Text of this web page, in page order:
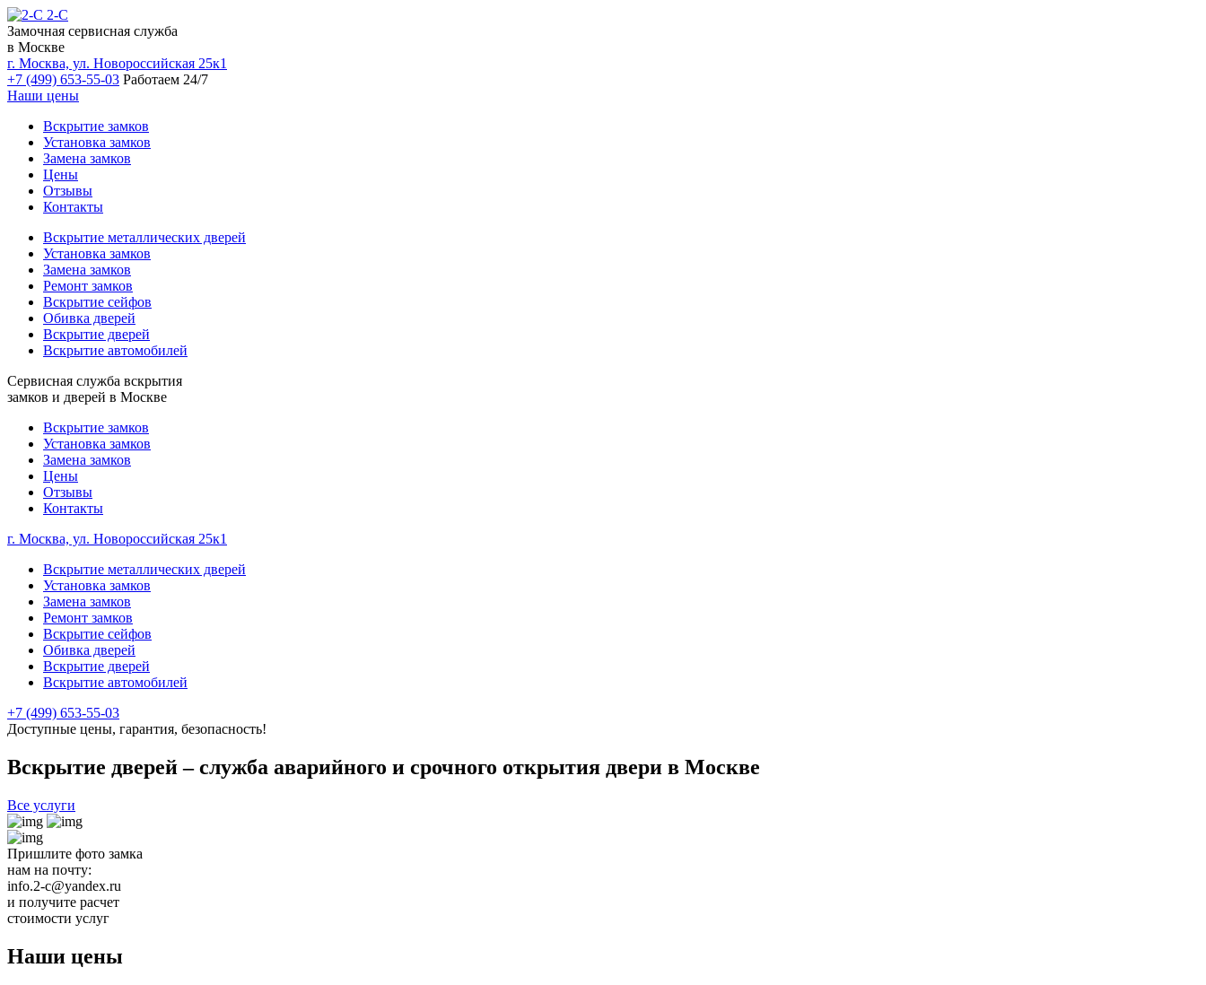
2-С
Замочная сервисная служба
в Москве
г. Москва, ул. Новороссийская 25к1
+7 (499) 653-55-03 Работаем 24/7
Наши цены
Вскрытие замков
Установка замков
Замена замков
Цены
Отзывы
Контакты
Вскрытие металлических дверей
Установка замков
Замена замков
Ремонт замков
Вскрытие сейфов
Обивка дверей
Вскрытие дверей
Вскрытие автомобилей
Сервисная служба вскрытия
замков и дверей в Москве
Вскрытие замков
Установка замков
Замена замков
Цены
Отзывы
Контакты
г. Москва, ул. Новороссийская 25к1
Вскрытие металлических дверей
Установка замков
Замена замков
Ремонт замков
Вскрытие сейфов
Обивка дверей
Вскрытие дверей
Вскрытие автомобилей
+7 (499) 653-55-03
Доступные цены, гарантия, безопасность!
Вскрытие дверей – служба аварийного и срочного открытия двери в Москве
Все услуги
Пришлите фото замка
нам на почту:
info.2-c@yandex.ru
и получите расчет
стоимости услуг
Наши цены